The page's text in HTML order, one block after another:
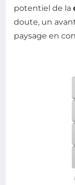
potentiel de la
doute, un
paysage en